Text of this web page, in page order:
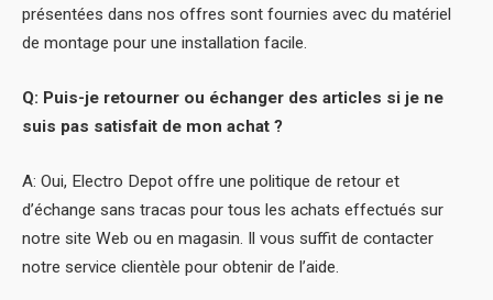
présentées dans nos offres sont fournies avec du matériel
de montage pour une installation facile.
Q: Puis-je retourner ou échanger des articles si je ne
suis pas satisfait de mon achat ?
A: Oui, Electro Depot offre une politique de retour et
d’échange sans tracas pour tous les achats effectués sur
notre site Web ou en magasin. Il vous suffit de contacter
notre service clientèle pour obtenir de l’aide.